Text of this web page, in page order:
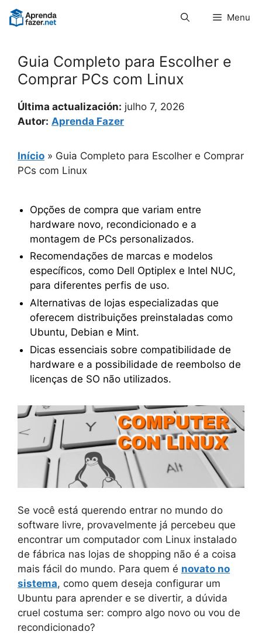
Pular
para
Menu
Guia Completo para Escolher e
Comprar PCs com Linux
Última actualización: julho 7, 2026
Autor: Aprenda Fazer
Início » Guia Completo para Escolher e Comprar
PCs com Linux
Opções de compra que variam entre
hardware novo, recondicionado e a
montagem de PCs personalizados.
Recomendações de marcas e modelos
específicos, como Dell Optiplex e Intel NUC,
para diferentes perfis de uso.
Alternativas de lojas especializadas que
oferecem distribuições preinstaladas como
Ubuntu, Debian e Mint.
Dicas essenciais sobre compatibilidade de
hardware e a possibilidade de reembolso de
licenças de SO não utilizados.
Se você está querendo entrar no mundo do
software livre, provavelmente já percebeu que
encontrar um computador com Linux instalado
de fábrica nas lojas de shopping não é a coisa
mais fácil do mundo. Para quem é novato no
sistema, como quem deseja configurar um
Ubuntu para aprender e se divertir, a dúvida
cruel costuma ser: compro algo novo ou vou de
recondicionado?